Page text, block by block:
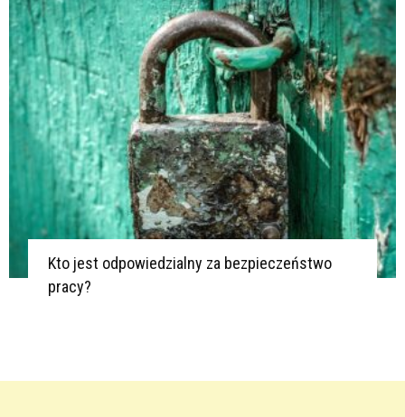
Kto jest odpowiedzialny za bezpieczeństwo
pracy?